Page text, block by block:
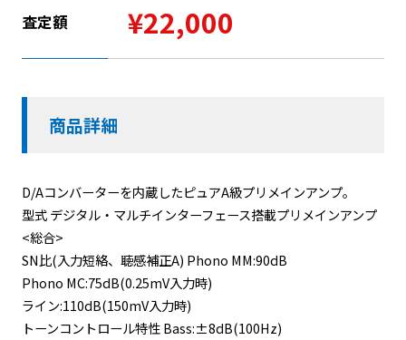
査定額 ¥22,000
商品詳細
D/Aコンバーターを内蔵したピュアA級プリメインアンプ。
型式 デジタル・マルチインターフェース搭載プリメインアンプ
<総合>
SN比(入力短絡、聴感補正A) Phono MM:90dB
Phono MC:75dB(0.25mV入力時)
ライン:110dB(150mV入力時)
トーンコントロール特性 Bass:±8dB(100Hz)